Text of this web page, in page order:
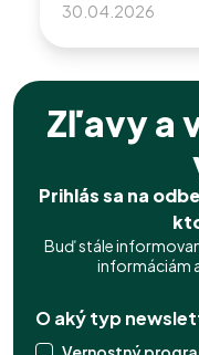
30.04.2026
Zľavy a
Prihlás sa na
Buď stále
informáciám
O aký typ